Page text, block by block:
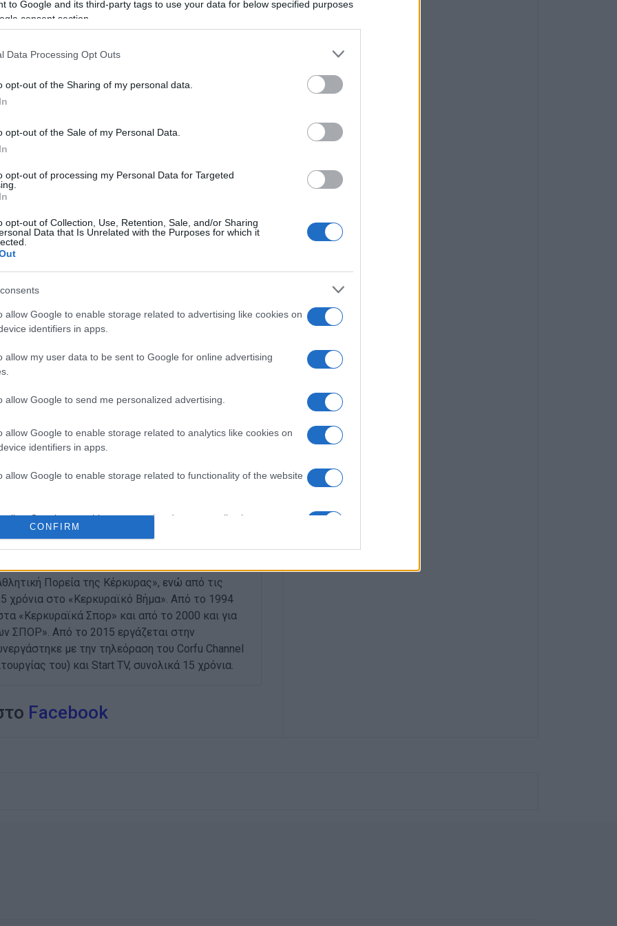
to Google and its third-party tags to use your data for below specified purposes
consent section.
Data Processing Opt Outs
opt-out of the Sharing of my personal data.
opt-out of the Sale of my Personal Data.
opt-out of processing my Personal Data for Targeted
opt-out of Collection, Use, Retention, Sale, and/or Sharing
Data that Is Unrelated with the Purposes for which it
allow Google to enable storage related to advertising like cookies on
identifiers in apps.
allow my user data to be sent to Google for online advertising
allow Google to send me personalized advertising.
allow Google to enable storage related to analytics like cookies on
identifiers in apps.
allow Google to enable storage related to functionality of the website
allow Google to enable storage related to personalization.
allow Google to enable storage related to security, including
CONFIRM
τελευταία νίκη με 18-11 επί της ΝΕ
Για τον αγώνα μίλησαν στο pisina.net ο
ματς αλλά και τη συνέχεια.
πρώτη περίοδο, το πληρώσαμε. Δεχτήκαμε
Επιθετικά ήμασταν καλοί και
ότι θα συνεχίσουμε με την ίδια διάθεση και
τη μέχρι τώρα πορεία. Καλή συνέχεια στην
στο pisina.net τονίζοντας:
Στην αρχή δεν μπήκαμε δυνατά στο παιχνίδι
Στη συνέχεια όμως ακολουθήσαμε το πλάνο του
ρυθμό μας και βρήκαμε λύσεις στην επίθεση
ομάδα.
και ομαδικό πνεύμα και καταφέραμε να φτάσουμε
μας και μας έδωσε ώθηση. Τώρα κοιτάμε το
Γρηγόρη Κουλούρη, που δεν μπορούσε σήμερα να
ταχεία ανάρρωση, καθώς επίσης και στον
ήταν τραυματίας.
σε όλους καλές γιορτές, με υγεία και χωρίς
10 Γενάρη του 2026 και θα ταξιδέψει στην
ΟΠΑΘΑ.
του Πανεπιστημίου Πειραιά. Συνεργάστηκε
Πορεία της Κέρκυρας», ενώ από τις
χρόνια στο «Κερκυραϊκό Βήμα». Από το 1994
«Κερκυραϊκά Σπορ» και από το 2000 και για
ΣΠΟΡ». Από το 2015 εργάζεται στην
με την τηλεόραση του Corfu Channel
του) και Start TV, συνολικά 15 χρόνια.
Facebook